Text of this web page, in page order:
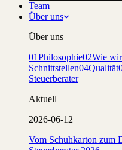
Team
Über uns
Über uns
01Philosophie02Wie
Schnittstellen04Qualität
Steuerberater
Aktuell
2026-06-12
Vom Schuhkarton zum